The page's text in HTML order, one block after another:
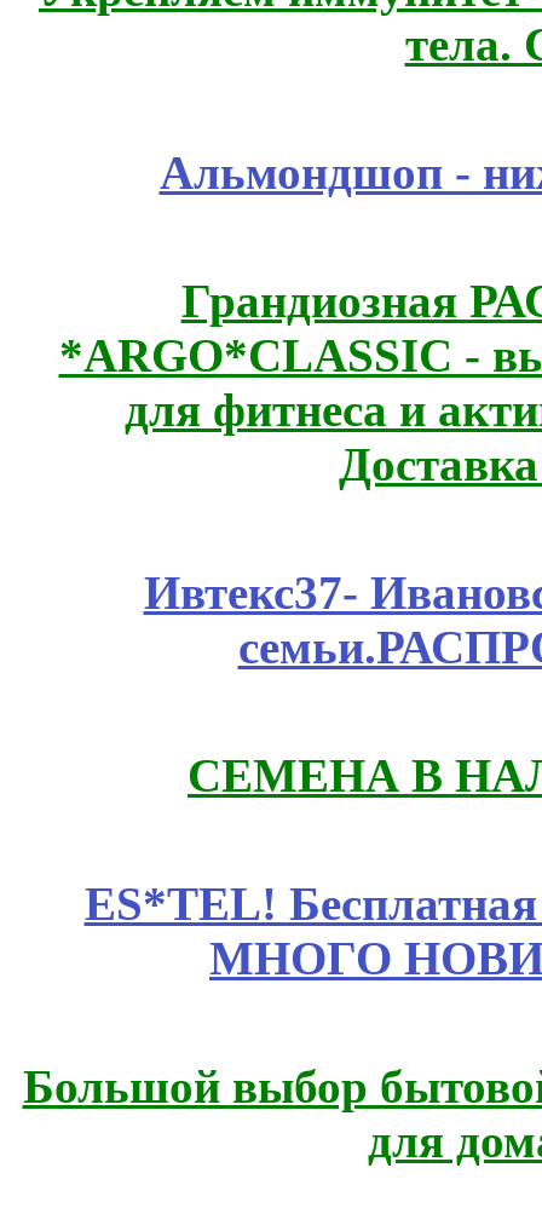
тела.
Альмондшоп -
Грандиозная
*ARGO*CLASSIC -
для фитнеса и
Ивтекс37-
СЕМЕНА В
ES*TEL!
МНОГО
Большой выбор
для